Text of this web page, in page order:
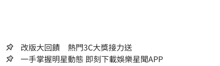
改版大回饋 熱門3C大獎接力送
一手掌握明星動態 即刻下載娛樂星聞APP